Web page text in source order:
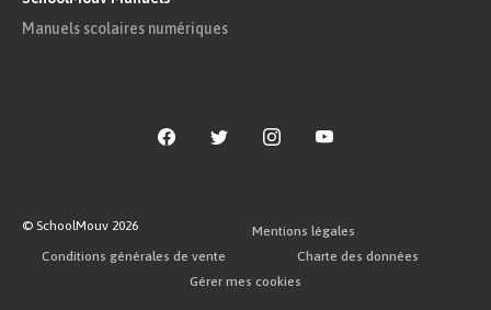
Manuels scolaires numériques
© SchoolMouv 2026
Mentions légales
Conditions générales de vente
Charte des données
Gérer mes cookies